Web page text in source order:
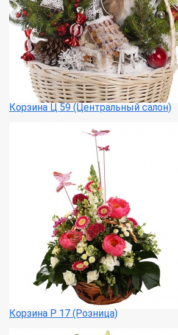
Корзина Ц 59 (Центральный салон)
Корзина Р 17 (Розница)